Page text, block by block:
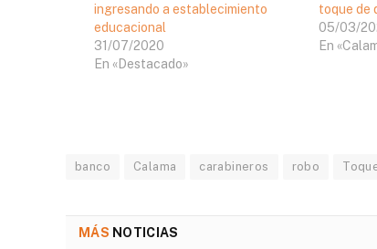
ingresando a establecimiento
educacional
31/07/2020
En «Destacado»
toque de
05/03/
En
banco Calama carabineros robo
MÁS NOTICIAS